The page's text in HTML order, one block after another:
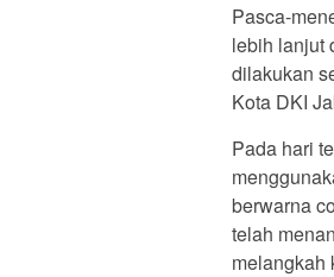
Pasca-
lebih lanjut
dilakukan
Kota DKI
Pada hari
berwarna
telah
melangkah